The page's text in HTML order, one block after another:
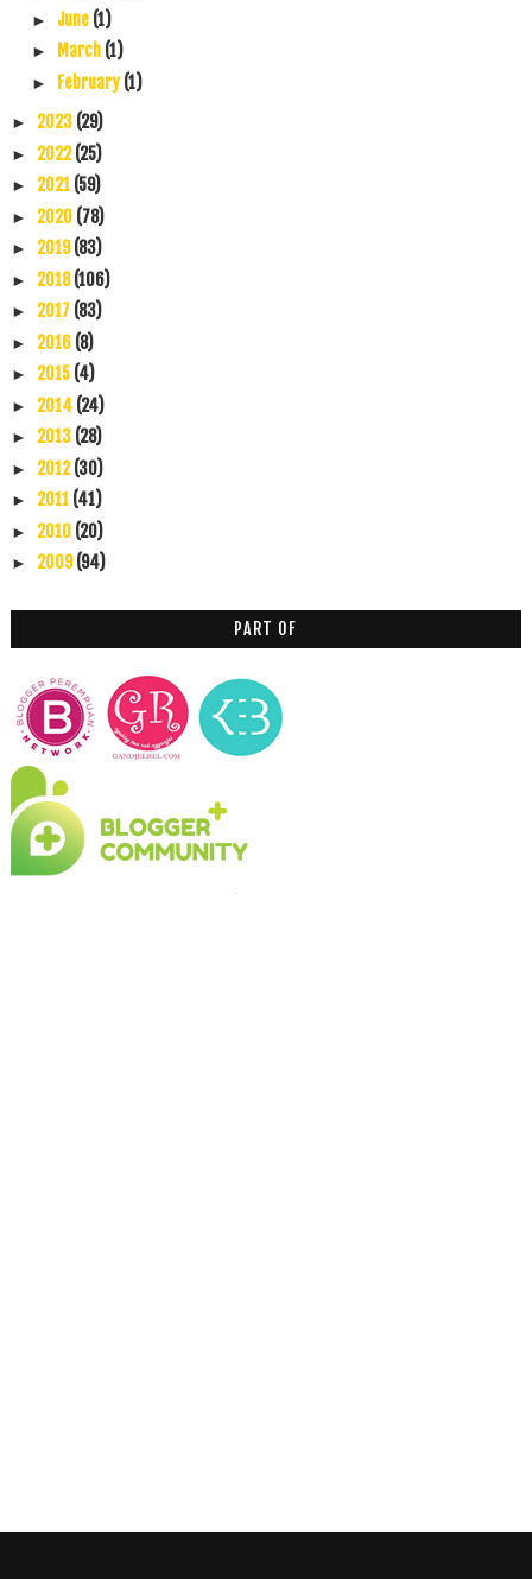
► June (1)
► March (1)
► February (1)
► 2023 (29)
► 2022(25)
► 2021 (59)
► 2020 (78)
► 2019(83)
► 2018(106)
► 2017 (83)
► 2016 (8)
► 2015 (4)
► 2014 (24)
► 2013 (28)
► 2012(30)
► 2011 (41)
► 2010 (20)
► 2009(94)
PART OF